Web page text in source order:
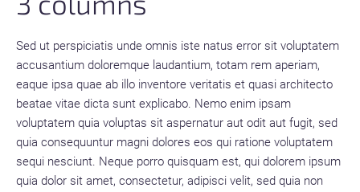
Sed ut perspiciatis unde omnis iste natus error sit voluptatem
accusantium doloremque laudantium, totam rem aperiam,
eaque ipsa quae ab illo inventore veritatis et quasi architecto
beatae vitae dicta sunt explicabo. Nemo enim ipsam
voluptatem quia voluptas sit aspernatur aut odit aut fugit, sed
quia consequuntur magni dolores eos qui ratione voluptatem
sequi nesciunt. Neque porro quisquam est, qui dolorem ipsum
quia dolor sit amet, consectetur, adipisci velit, sed quia non